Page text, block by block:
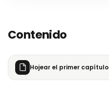
Contenido
Hojear el primer capítulo